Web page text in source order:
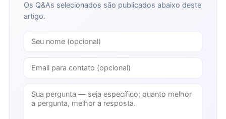
Os Q&As selecionados são publicados abaixo deste
artigo.